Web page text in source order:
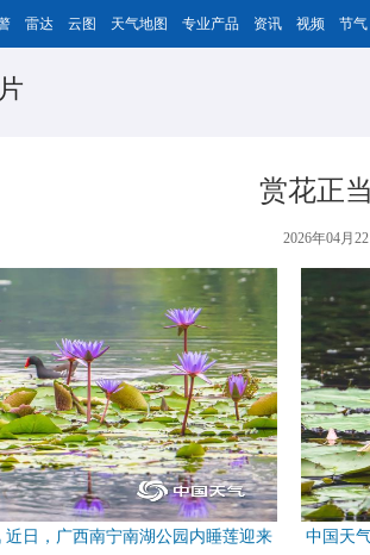
雷达 云图 天气地图 专业产品 资讯 视频 节气
赏花正
2026年04月
近日，广西南宁南湖公园内睡莲迎来
中国天